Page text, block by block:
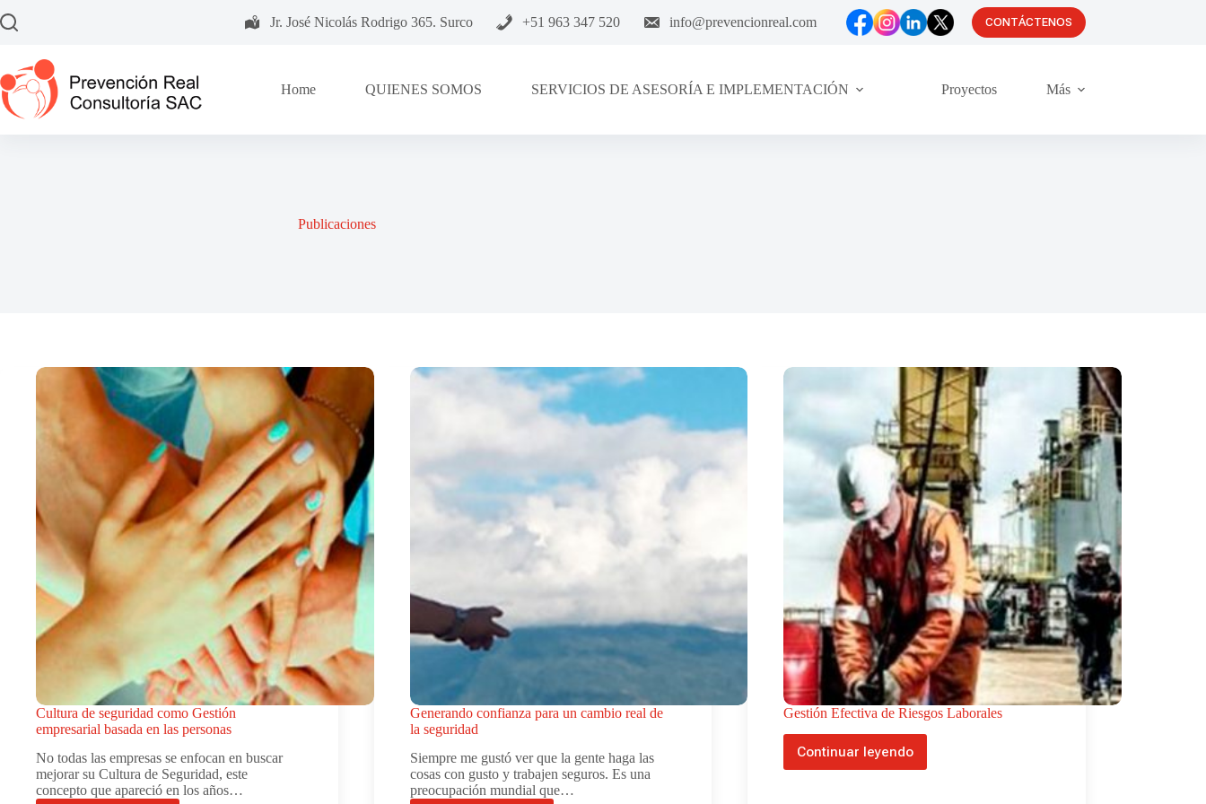
al
Jr. José Nicolás Rodrigo 365. Surco +51 963 347 520 info@prevencionreal.com CONTÁCTENOS
Home QUIENES SOMOS SERVICIOS DE ASESORÍA E IMPLEMENTACIÓN Proyectos Más
Publicaciones
Cultura de seguridad como Gestión
empresarial basada en las personas
No todas las empresas se enfocan en buscar
mejorar su Cultura de Seguridad, este
concepto que apareció en los años…
Generando confianza para un cambio real de
la seguridad
Siempre me gustó ver que la gente haga las
cosas con gusto y trabajen seguros. Es una
preocupación mundial que…
Gestión Efectiva de Riesgos Laborales
Continuar leyendo
Gestión
Efectiva